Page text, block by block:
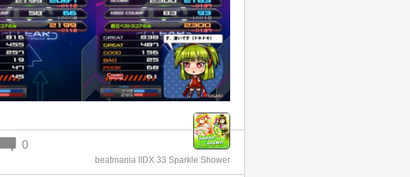
0
beatmania IIDX 33 Sparkle Shower